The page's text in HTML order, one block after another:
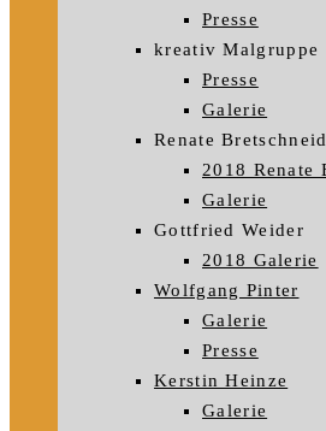
Presse
kreativ Malgruppe
Presse
Galerie
Renate
2018 Renate
Galerie
Gottfried Weider
2018 Galerie
Wolfgang Pinter
Galerie
Presse
Kerstin Heinze
Galerie